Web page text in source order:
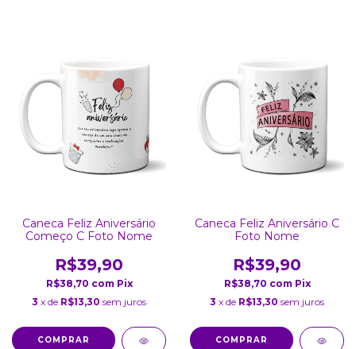
Caneca Feliz Aniversário
Começo C Foto Nome
R$39,90
R$38,70 com Pix
3 x de R$13,30 sem juros
COMPRAR
Caneca Feliz Aniversário C
Foto Nome
R$39,90
R$38,70 com Pix
3 x de R$13,30 sem juros
COMPRAR